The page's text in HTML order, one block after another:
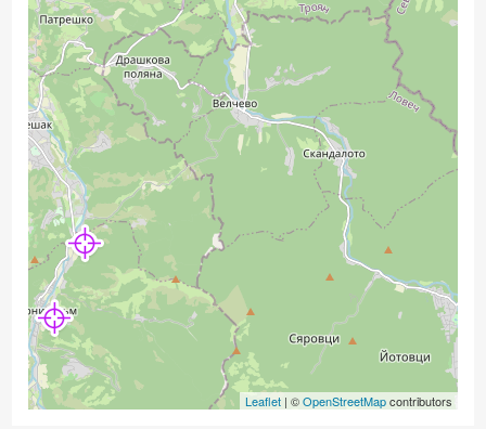
Leaflet| ©OpenStreetMapcontributors